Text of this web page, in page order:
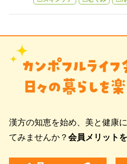
漢方の知恵を始め、美と健康
てみませんか？ 会員メリット